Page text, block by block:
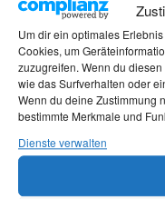
Um dir ein optimales
Cookies, um
zuzugreifen. Wenn du
wie das Surfverhalten oder
Wenn du deine Zustimmung
bestimmte Merkmale und
Dienste verwalten
Neueste Beiträge
Hochzeitstage und ihre
Sturz – Nachtrag
Sturz mit Folgen
Gibt es was Neues?
Älter werden